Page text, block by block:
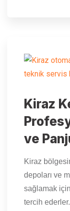
Kiraz
ve
Kiraz
depoları ve
sağlamak
tercih